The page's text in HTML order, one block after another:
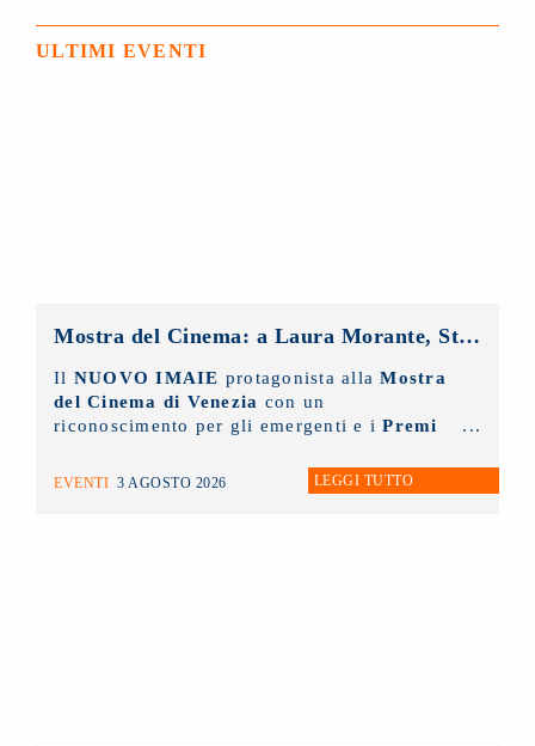
ULTIMI EVENTI
Mostra del Cinema: a Laura Morante, Stefania Rocca, Claudio Amendola e Sergio Rubini i Premi alla Carriera NUOVO IMAIE. Al Lido anche un riconoscimento ai giovani
Il NUOVO IMAIE protagonista allaMostra
del Cinema di Venezia con un
riconoscimento per gli emergenti e iPremi
Cinema Italiano.
EVENTI 3 AGOSTO 2026 LEGGI TUTTO